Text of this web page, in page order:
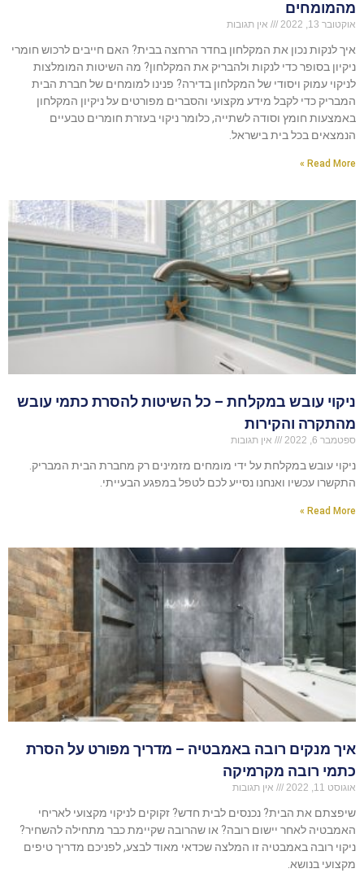
מהמומחים
אוקטובר 13, 2022 אין תגובות
איך לנקות נכון את המקלחון בחדר הרחצה בבית? האם חייבים לרכוש חומרי
ניקיון בסופר כדי לנקות ולהבריק את המקלחון? מה השיטות המומלצות
לניקוי עמוק ויסודי של המקלחון בדירה? פנינו למומחים של חברת הבית
המבריק כדי לקבל מידע מקצועי והסברים מפורטים על ניקיון המקלחון
באמצעות חומץ וסודה לשתייה, כלומר ניקוי בעזרת חומרים טבעיים
הנמצאים בכל בית בישראל.
Read More »
ניקוי עובש במקלחת – כל השיטות להסרת כתמי עובש
מהתקרה והקירות
ספטמבר 6, 2022 אין תגובות
ניקוי עובש במקלחת על ידי מומחים מזמינים רק מחברת הבית המבריק.
התקשרו עכשיו ואנחנו נסייע לכם לטפל במפגע הבעייתי.
Read More »
איך מנקים רובה באמבטיה – מדריך מפורט על הסרת
כתמי רובה מקרמיקה
אוגוסט 11, 2022 אין תגובות
שיפצתם את הבית? נכנסים לבית חדש? זקוקים לניקוי מקצועי לאריחי
האמבטיה לאחר יישום רובה? או שהרובה שקיימת כבר מתחילה להשחיר?
ניקוי רובה באמבטיה זו המלצה שכדאי מאוד לבצע, לפניכם מדריך טיפים
מקצועי בנושא.